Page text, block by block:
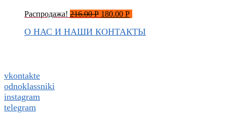
Распродажа! 216.00Р 180.00 Р
О НАС И НАШИ КОНТАКТЫ
vkontakte
odnoklassniki
instagram
telegram